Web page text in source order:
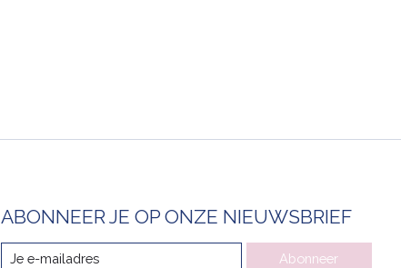
ABONNEER JE OP ONZE NIEUWSBRIEF
Abonneer